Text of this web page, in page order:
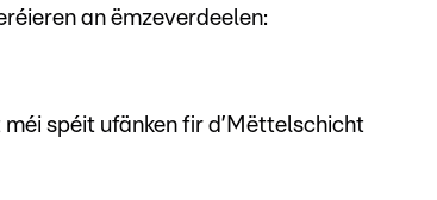
an ëmzeverdeelen:
spéit ufänken fir d’Mëttelschicht